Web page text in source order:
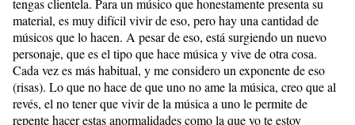
tengas clientela. Para un músico que honestamente presenta su
material, es muy difícil vivir de eso, pero hay una cantidad de
músicos que lo hacen. A pesar de eso, está surgiendo un nuevo
personaje, que es el tipo que hace música y vive de otra cosa.
Cada vez es más habitual, y me considero un exponente de eso
(risas). Lo que no hace de que uno no ame la música, creo que al
revés, el no tener que vivir de la música a uno le permite de
repente hacer estas anormalidades como la que yo te estoy